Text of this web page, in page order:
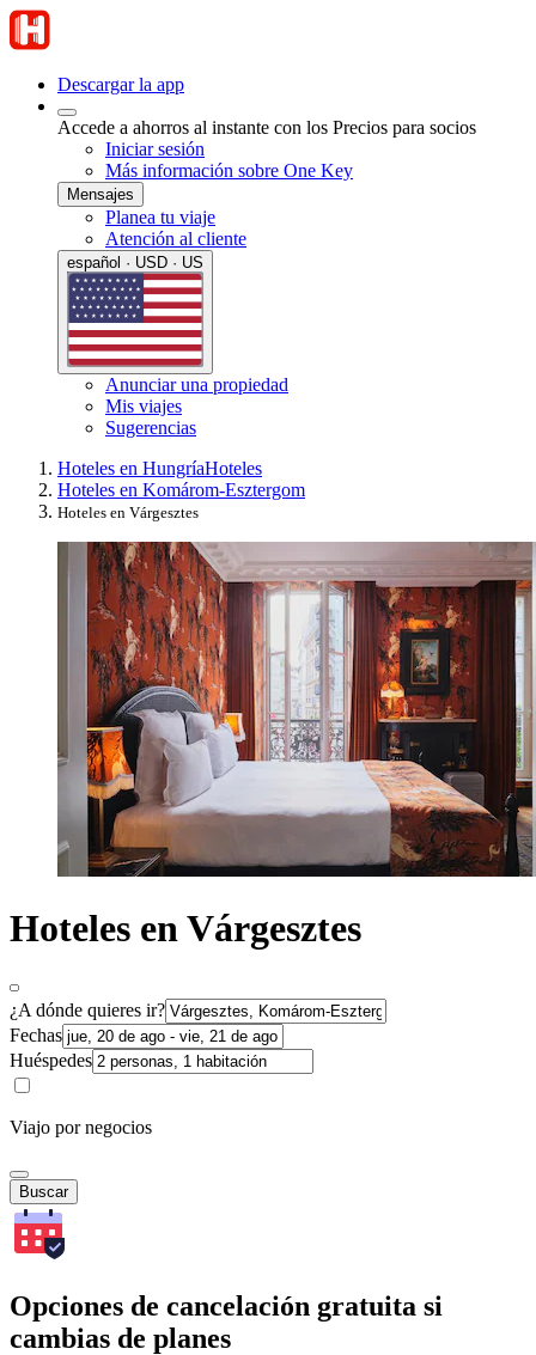
Descargar la app
Accede a ahorros al instante con los Precios para socios
Iniciar sesión
Más información sobre One Key
Mensajes
Planea tu viaje
Atención al cliente
español · USD · US
Anunciar una propiedad
Mis viajes
Sugerencias
Hoteles en HungríaHoteles
Hoteles en Komárom-Esztergom
Hoteles en Várgesztes
Hoteles en Várgesztes
¿A dónde quieres ir?
Fechas
Huéspedes
Viajo por negocios
Buscar
Opciones de cancelación gratuita si
cambias de planes